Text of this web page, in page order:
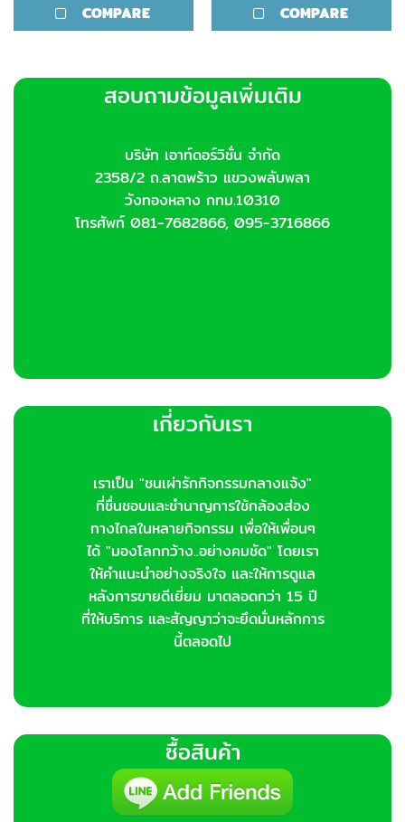
COMPARE COMPARE
สอบถามข้อมูลเพิ่มเติม
บริษัท เอาท์ดอร์วิชั่น จำกัด
2358/2 ถ.ลาดพร้าว แขวงพลับพลา
วังทองหลาง กทม.10310
โทรศัพท์ 081-7682866, 095-3716866
เกี่ยวกับเรา
เราเป็น "ชนเผ่ารักกิจกรรมกลางแจ้ง"
ที่ชื่นชอบและชำนาญการใช้กล้องส่อง
ทางไกลในหลายกิจกรรม เพื่อให้เพื่อนๆ
ได้ "มองโลกกว้าง..อย่างคมชัด" โดยเรา
ให้คำแนะนำอย่างจริงใจ และให้การดูแล
หลังการขายดีเยี่ยม มาตลอดกว่า 15 ปี
ที่ให้บริการ และสัญญาว่าจะยึดมั่นหลักการ
นี้ตลอดไป
ซื้อสินค้า